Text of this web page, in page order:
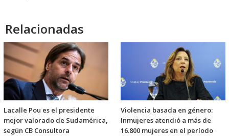
Relacionadas
Lacalle Pou es el presidente
mejor valorado de Sudamérica,
según CB Consultora
Violencia basada en género:
Inmujeres atendió a más de
16.800 mujeres en el período